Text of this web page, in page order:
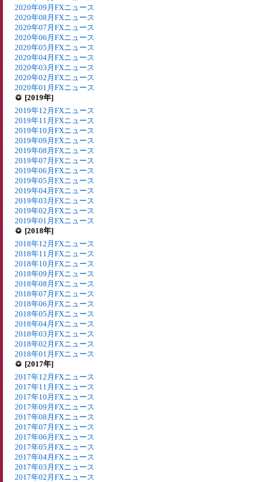
2020年09月FXニュース
2020年08月FXニュース
2020年07月FXニュース
2020年06月FXニュース
2020年05月FXニュース
2020年04月FXニュース
2020年03月FXニュース
2020年02月FXニュース
2020年01月FXニュース
[2019年]
2019年12月FXニュース
2019年11月FXニュース
2019年10月FXニュース
2019年09月FXニュース
2019年08月FXニュース
2019年07月FXニュース
2019年06月FXニュース
2019年05月FXニュース
2019年04月FXニュース
2019年03月FXニュース
2019年02月FXニュース
2019年01月FXニュース
[2018年]
2018年12月FXニュース
2018年11月FXニュース
2018年10月FXニュース
2018年09月FXニュース
2018年08月FXニュース
2018年07月FXニュース
2018年06月FXニュース
2018年05月FXニュース
2018年04月FXニュース
2018年03月FXニュース
2018年02月FXニュース
2018年01月FXニュース
[2017年]
2017年12月FXニュース
2017年11月FXニュース
2017年10月FXニュース
2017年09月FXニュース
2017年08月FXニュース
2017年07月FXニュース
2017年06月FXニュース
2017年05月FXニュース
2017年04月FXニュース
2017年03月FXニュース
2017年02月FXニュース